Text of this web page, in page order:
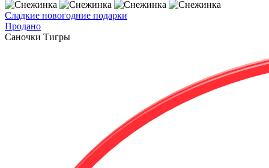
Сладкие новогодние подарки
Продано
Саночки Тигры